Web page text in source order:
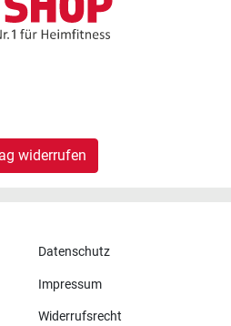
widerrufen
Datenschutz
Impressum
Widerrufsrecht